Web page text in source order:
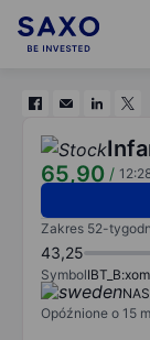
65,90 /
Zakres 52-
43,25
Symbol
Opóźnione o 15